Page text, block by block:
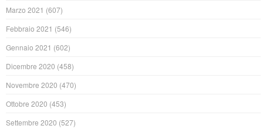
Marzo 2021 (607)
Febbraio 2021 (546)
Gennaio 2021 (602)
Dicembre 2020 (458)
Novembre 2020 (470)
Ottobre 2020 (453)
Settembre 2020 (527)